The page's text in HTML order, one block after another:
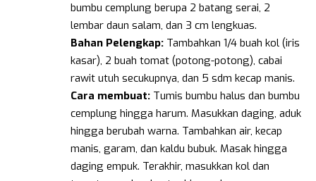
bumbu cemplung berupa 2 batang serai, 2
lembar daun salam, dan 3 cm lengkuas.
Bahan Pelengkap: Tambahkan 1/4 buah kol (iris
kasar), 2 buah tomat (potong-potong), cabai
rawit utuh secukupnya, dan 5 sdm kecap manis.
Cara membuat: Tumis bumbu halus dan bumbu
cemplung hingga harum. Masukkan daging, aduk
hingga berubah warna. Tambahkan air, kecap
manis, garam, dan kaldu bubuk. Masak hingga
daging empuk. Terakhir, masukkan kol dan